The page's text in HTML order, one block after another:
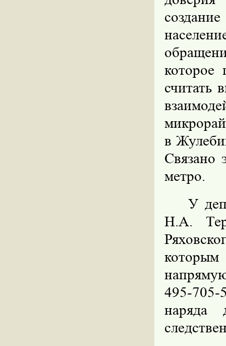
которое
считать
в
Связано
метро.
У
Н.А.
495-705-
наряда